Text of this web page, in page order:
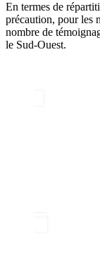
En termes de
précaution, pour les
nombre de
le Sud-Ouest.